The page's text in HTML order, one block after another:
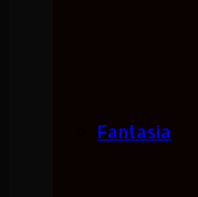
Fantasía